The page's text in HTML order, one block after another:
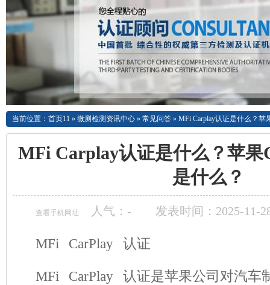
当前位置： 首页11 » 微测检测资讯中心 » 常见问答 » MFi Carplay认证是什么？苹
MFi Carplay认证是什么？苹果
是什么？
查看手机网址 人气： - 发表时间：2025-11-
MFi CarPlay 认证
MFi CarPlay 认证是苹果公司对汽车